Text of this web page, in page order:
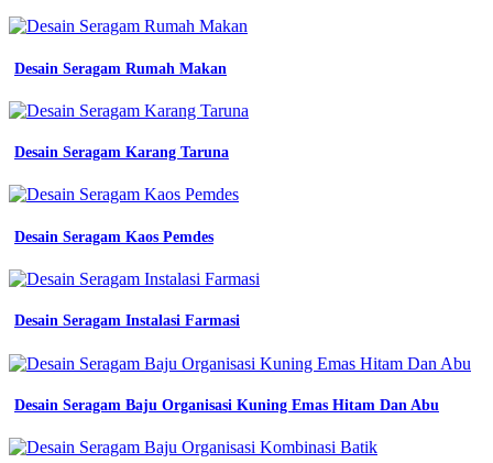
Desain Seragam Rumah Makan
Desain Seragam Karang Taruna
Desain Seragam Kaos Pemdes
Desain Seragam Instalasi Farmasi
Desain Seragam Baju Organisasi Kuning Emas Hitam Dan Abu